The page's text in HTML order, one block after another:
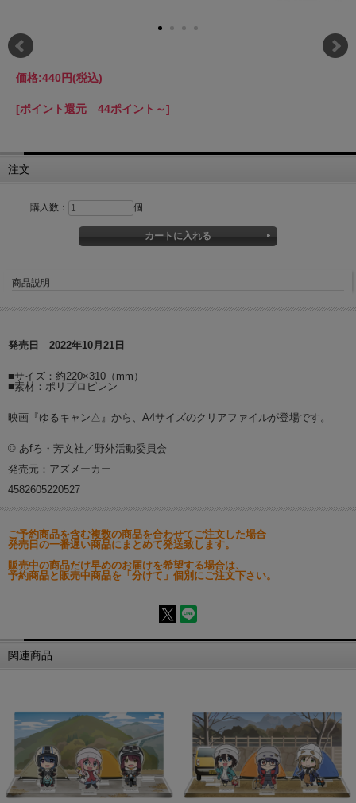
価格:440円(税込)
[ポイント還元 44ポイント～]
注文
購入数： 個
商品説明
発売日 2022年10月21日
■サイズ：約220×310（mm）
■素材：ポリプロピレン
映画『ゆるキャン△』から、A4サイズのクリアファイルが登場です。
© あfろ・芳文社／野外活動委員会
発売元：アズメーカー
4582605220527
ご予約商品を含む複数の商品を合わせてご注文した場合
発売日の一番遅い商品にまとめて発送致します。
販売中の商品だけ早めのお届けを希望する場合は、
予約商品と販売中商品を「分けて」個別にご注文下さい。
関連商品